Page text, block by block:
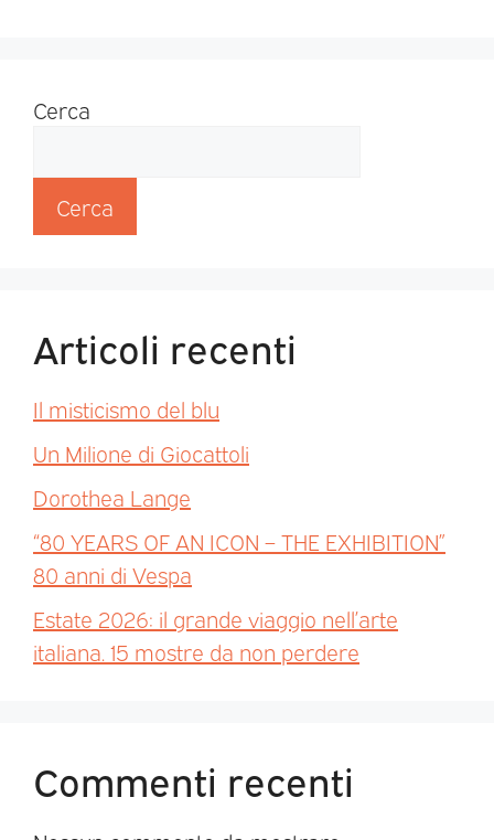
Cerca
Cerca
Articoli recenti
Il misticismo del blu
Un Milione di Giocattoli
Dorothea Lange
“80 YEARS OF AN ICON – THE EXHIBITION”
80 anni di Vespa
Estate 2026: il grande viaggio nell’arte
italiana. 15 mostre da non perdere
Commenti recenti